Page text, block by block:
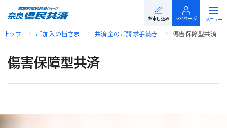
閉じる
メニュー
お申し込み マイページ
トップ ご加入の皆さま 共済金のご請求手続き 傷害保障型共済
傷害保障型共済